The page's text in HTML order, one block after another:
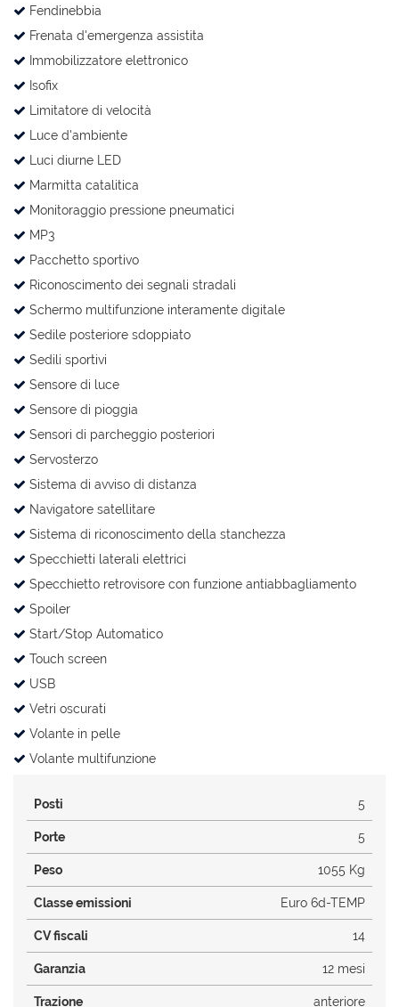
Fendinebbia
Frenata d'emergenza assistita
Immobilizzatore elettronico
Isofix
Limitatore di velocità
Luce d'ambiente
Luci diurne LED
Marmitta catalitica
Monitoraggio pressione pneumatici
MP3
Pacchetto sportivo
Riconoscimento dei segnali stradali
Schermo multifunzione interamente digitale
Sedile posteriore sdoppiato
Sedili sportivi
Sensore di luce
Sensore di pioggia
Sensori di parcheggio posteriori
Servosterzo
Sistema di avviso di distanza
Navigatore satellitare
Sistema di riconoscimento della stanchezza
Specchietti laterali elettrici
Specchietto retrovisore con funzione antiabbagliamento
Spoiler
Start/Stop Automatico
Touch screen
USB
Vetri oscurati
Volante in pelle
Volante multifunzione
Posti 5
Porte 5
Peso 1055 Kg
Classe emissioni Euro 6d-TEMP
CV fiscali 14
Garanzia 12 mesi
Trazione anteriore